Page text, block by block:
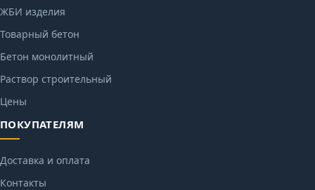
ЖБИ изделия
Товарный бетон
Бетон монолитный
Раствор строительный
Цены
ПОКУПАТЕЛЯМ
Доставка и оплата
Контакты